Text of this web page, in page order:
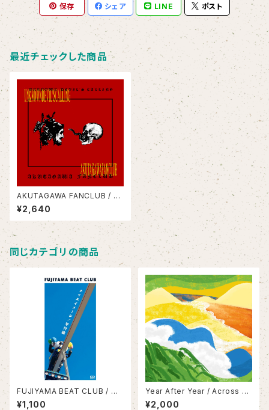
保存 シェア LINE ポスト
最近チェックした商品
AKUTAGAWA FANCLUB / U
NKNOWN DEVIL'S CALLING
¥2,640
同じカテゴリの商品
FUJIYAMA BEAT CLUB / ナ
イスイメージ/平行線
¥1,100
Year After Year / Across All
We Know
¥2,000